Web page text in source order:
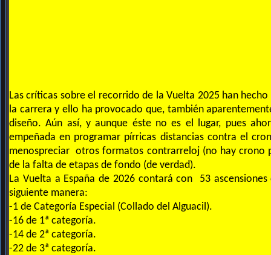
Las críticas sobre el recorrido de la Vuelta 2025 han
la carrera y ello ha provocado que, también
diseño. Aún así, y aunque éste no es el lugar, pues
empeñada en programar pírricas distancias contra el
menospreciar otros formatos contrarreloj (no hay crono
de la falta de etapas de fondo (de verdad).
La Vuelta a España de 2026 contará con 53
siguiente manera:
-1 de Categoría Especial (Collado del Alguacil).
-16 de 1ª categoría.
-14 de 2ª categoría.
-22 de 3ª categoría.